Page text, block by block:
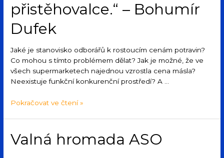
přistěhovalce.“ – Bohumír
Dufek
Jaké je stanovisko odborářů k rostoucím cenám potravin?
Co mohou s tímto problémem dělat? Jak je možné, že ve
všech supermarketech najednou vzrostla cena másla?
Neexistuje funkční konkurenční prostředí? A …
Pokračovat ve čtení »
Valná hromada ASO